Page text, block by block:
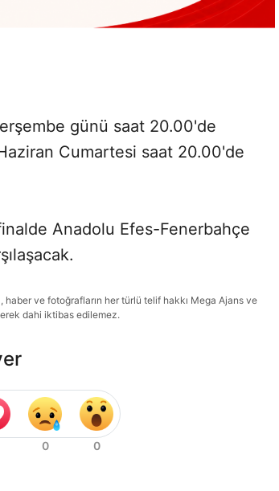
günü saat 20.00'de
Cumartesi saat 20.00'de
Anadolu Efes-Fenerbahçe
ve fotoğrafların her türlü telif hakkı Mega Ajans ve
dahi iktibas edilemez.